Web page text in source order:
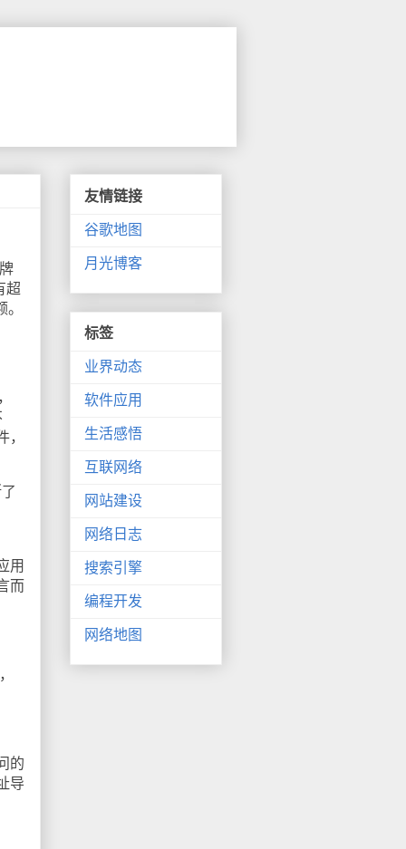
超
用
而
的
导
友情链接
谷歌地图
月光博客
标签
业界动态
软件应用
生活感悟
互联网络
网站建设
网络日志
搜索引擎
编程开发
网络地图